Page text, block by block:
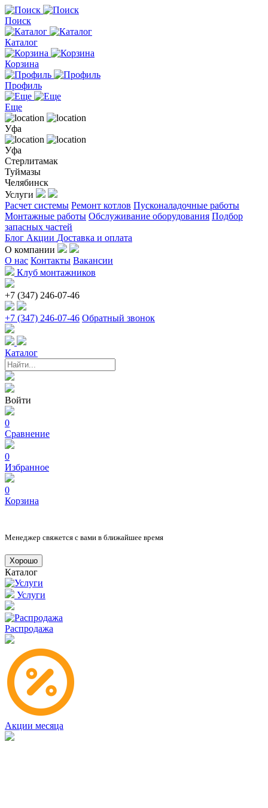
Поиск
Каталог
Корзина
Профиль
Еще
Уфа
Уфа
Стерлитамак
Туймазы
Челябинск
Услуги
Расчет системы Ремонт котлов Пусконаладочные работы
Монтажные работы Обслуживание оборудования Подбор
запасных частей
Блог Акции Доставка и оплата
О компании
О нас Контакты Вакансии
Клуб монтажников
+7 (347) 246-07-46
+7 (347) 246-07-46 Обратный звонок
Каталог
Войти
0
Сравнение
0
Избранное
0
Корзина
Менеджер свяжется с вами в ближайшее время
Хорошо
Каталог
Услуги
Распродажа
Акции месяца